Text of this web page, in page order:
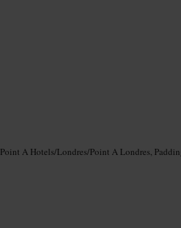
Point A Hotels/Londres/Point A Londres,